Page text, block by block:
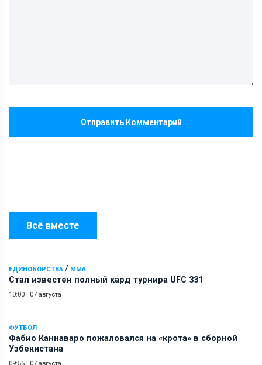
Всё вместе
ЕДИНОБОРСТВА / ММА
Стал известен полный кард турнира UFC 331
10:00 | 07 августа
ФУТБОЛ
Фабио Каннаваро пожаловался на «крота» в сборной
Узбекистана
09:55 | 07 августа
Отправить Комментарий